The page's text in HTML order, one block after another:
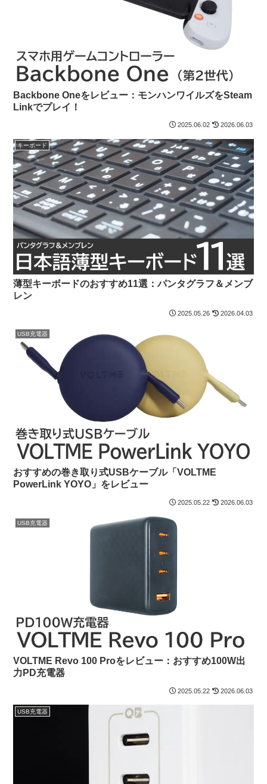
Backbone Oneをレビュー：モンハンワイルズをSteam
Linkでプレイ！
2025.06.02 2026.06.03
キーボード
薄型キーボードのおすすめ11選：パンタグラフ＆メンブ
レン
2025.05.26 2026.04.03
USB充電器
おすすめの巻き取り式USBケーブル「VOLTME
PowerLink YOYO」をレビュー
2025.05.22 2026.06.03
USB充電器
VOLTME Revo 100 Proをレビュー：おすすめ100W出
力PD充電器
2025.05.22 2026.06.03
USB充電器